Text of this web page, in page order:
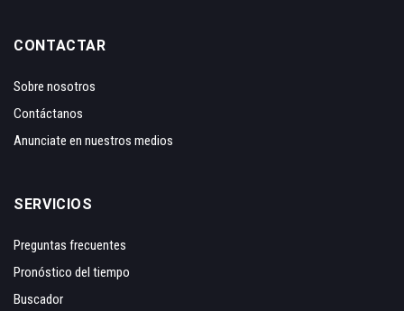
CONTACTAR
Sobre nosotros
Contáctanos
Anunciate en nuestros medios
SERVICIOS
Preguntas frecuentes
Pronóstico del tiempo
Buscador